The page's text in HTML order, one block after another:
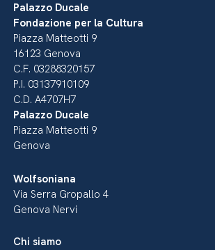
Palazzo Ducale
Fondazione per la Cultura
Piazza Matteotti 9
16123 Genova
C.F. 03288320157
P.I. 03137910109
C.D. A4707H7
Palazzo Ducale
Piazza Matteotti 9
Genova
Wolfsoniana
Via Serra Gropallo 4
Genova Nervi
Chi siamo